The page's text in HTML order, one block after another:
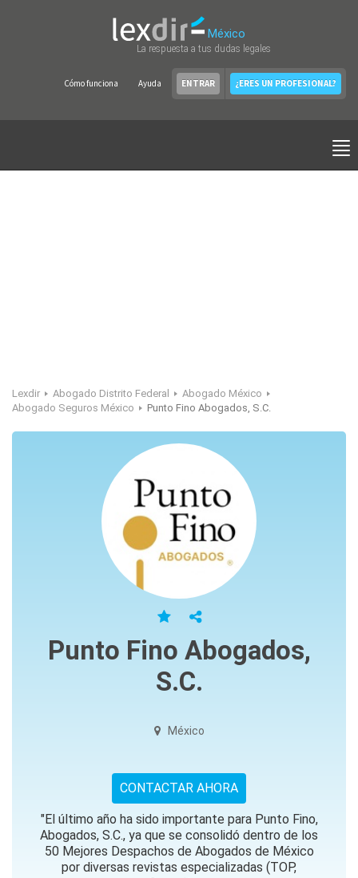
México
La respuesta a tus dudas legales
Cómo funciona Ayuda ENTRAR ¿ERES UN PROFESIONAL?
Lexdir Abogado Distrito Federal
Abogado México
Abogado Seguros México
Punto Fino Abogados, S.C.
Punto Fino Abogados,
S.C.
México
CONTACTAR AHORA
"El último año ha sido importante para Punto Fino,
Abogados, S.C., ya que se consolidó dentro de los
50 Mejores Despachos de Abogados de México
por diversas revistas especializadas (TOP,